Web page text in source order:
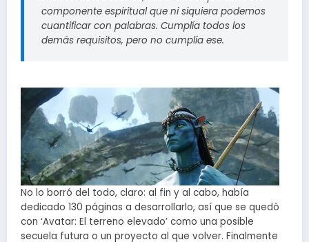
componente espiritual que ni siquiera podemos
cuantificar con palabras. Cumplía todos los
demás requisitos, pero no cumplía ese.
No lo borró del todo, claro: al fin y al cabo, había
dedicado 130 páginas a desarrollarlo, así que se quedó
con ‘Avatar: El terreno elevado’ como una posible
secuela futura o un proyecto al que volver. Finalmente